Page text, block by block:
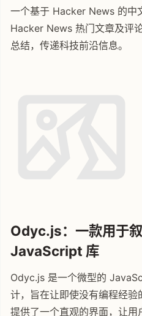
一个基于 Hacker News 的中
Hacker News 热门文章及评
总结，传递科技前沿信息。
Odyc.js：一款用于
JavaScript 库
Odyc.js 是一个微型的
计，旨在让即使没有编程经
提供了一个直观的界面，让